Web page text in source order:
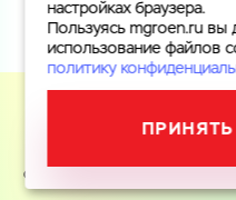
файлов cookie и принимаете
настройках браузера.
Пользуясь mgroen.ru вы
использование файлов
политику
ПРИНЯТЬ